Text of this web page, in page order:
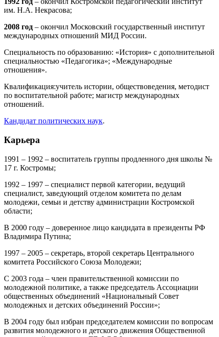
им. Н.А. Некрасова;
2008 год – окончил Московский государственный институт
международных отношений МИД России.
Специальность по образованию: «История» с дополнительной
специальностью «Педагогика»; «Международные
отношения».
Квалификация:учитель истории, обществоведения, методист
по воспитательной работе; магистр международных
отношений.
Кандидат политических наук.
Карьера
1991 – 1992 – воспитатель группы продленного дня школы №
17 г. Костромы;
1992 – 1997 – специалист первой категории, ведущий
специалист, заведующий отделом комитета по делам
молодежи, семьи и детству администрации Костромской
области;
В 2000 году – доверенное лицо кандидата в президенты РФ
Владимира Путина;
1997 – 2005 – секретарь, второй секретарь Центрального
комитета Российского Союза Молодежи;
С 2003 года – член правительственной комиссии по
молодежной политике, а также председатель Ассоциации
общественных объединений «Национальный Совет
молодежных и детских объединений России»;
В 2004 году был избран председателем комиссии по вопросам
развития молодежного и детского движения Общественной